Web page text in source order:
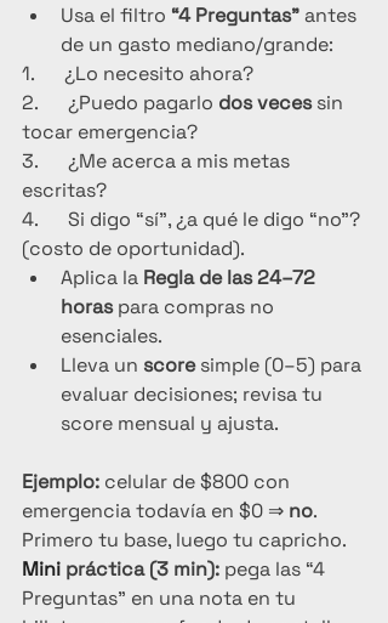
Usa el filtro “4 Preguntas” antes
de un gasto mediano/grande:
1.      ¿Lo necesito ahora?
2.      ¿Puedo pagarlo dos veces sin
tocar emergencia?
3.      ¿Me acerca a mis metas
escritas?
4.      Si digo “sí”, ¿a qué le digo “no”?
(costo de oportunidad).
Aplica la Regla de las 24–72
horas para compras no
esenciales.
Lleva un score simple (0–5) para
evaluar decisiones; revisa tu
score mensual y ajusta.
Ejemplo: celular de $800 con
emergencia todavía en $0 ⇒ no.
Primero tu base, luego tu capricho.
Mini práctica (3 min): pega las “4
Preguntas” en una nota en tu